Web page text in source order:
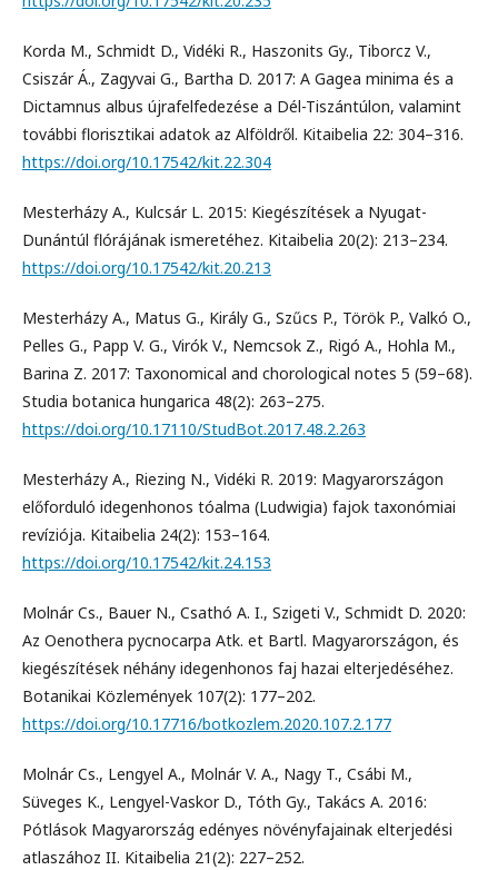
Korda M., Schmidt D., Vidéki R., Haszonits Gy., Tiborcz V.,
Csiszár Á., Zagyvai G., Bartha D. 2017: A Gagea minima és a
Dictamnus albus újrafelfedezése a Dél-Tiszántúlon, valamint
további florisztikai adatok az Alföldről. Kitaibelia 22: 304–316.
https://doi.org/10.17542/kit.22.304
Mesterházy A., Kulcsár L. 2015: Kiegészítések a Nyugat-
Dunántúl flórájának ismeretéhez. Kitaibelia 20(2): 213–234.
https://doi.org/10.17542/kit.20.213
Mesterházy A., Matus G., Király G., Szűcs P., Török P., Valkó O.,
Pelles G., Papp V. G., Virók V., Nemcsok Z., Rigó A., Hohla M.,
Barina Z. 2017: Taxonomical and chorological notes 5 (59–68).
Studia botanica hungarica 48(2): 263–275.
https://doi.org/10.17110/StudBot.2017.48.2.263
Mesterházy A., Riezing N., Vidéki R. 2019: Magyarországon
előforduló idegenhonos tóalma (Ludwigia) fajok taxonómiai
revíziója. Kitaibelia 24(2): 153–164.
https://doi.org/10.17542/kit.24.153
Molnár Cs., Bauer N., Csathó A. I., Szigeti V., Schmidt D. 2020:
Az Oenothera pycnocarpa Atk. et Bartl. Magyarországon, és
kiegészítések néhány idegenhonos faj hazai elterjedéséhez.
Botanikai Közlemények 107(2): 177–202.
https://doi.org/10.17716/botkozlem.2020.107.2.177
Molnár Cs., Lengyel A., Molnár V. A., Nagy T., Csábi M.,
Süveges K., Lengyel-Vaskor D., Tóth Gy., Takács A. 2016:
Pótlások Magyarország edényes növényfajainak elterjedési
atlaszához II. Kitaibelia 21(2): 227–252.